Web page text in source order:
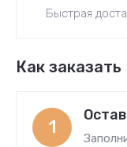
Быстрая
Как заказать
1